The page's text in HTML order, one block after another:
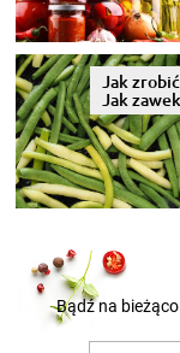
Jak
Jak
Bądź na